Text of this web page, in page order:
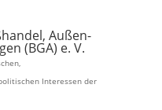
Außen­
(BGA) e. V.
Interessen der